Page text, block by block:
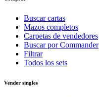
Buscar cartas
Mazos completos
Carpetas de vendedores
Buscar por Commander
Filtrar
Todos los sets
Vender singles